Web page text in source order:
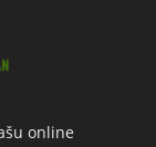
online